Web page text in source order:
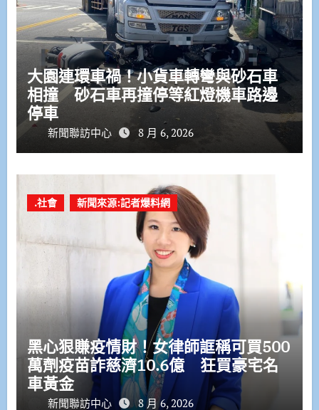
大園連環車禍！小貨車轉彎與砂石車
相撞 砂石車再撞停等紅燈機車路邊
停車
新聞聯訪中心 8 月 6, 2026
.社會 新聞來源:記者爆料網
黑心狠賺疫情財！女律師誆稱可買500
萬劑疫苗詐慈濟10.6億 狂買豪宅名
車黃金
新聞聯訪中心 8 月 6, 2026